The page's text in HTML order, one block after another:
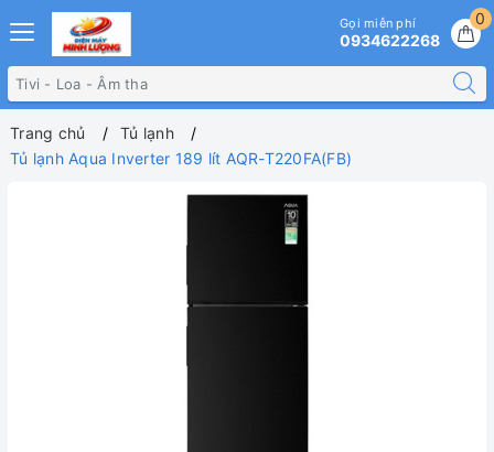
0
Gọi miễn phí
0934622268
Trang chủ
Tủ lạnh
Tủ lạnh Aqua Inverter 189 lít AQR-T220FA(FB)